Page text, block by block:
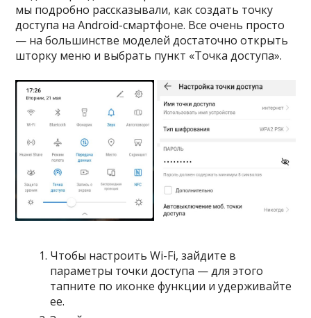
мы подробно рассказывали, как создать точку
доступа на Android-смартфоне. Все очень просто
— на большинстве моделей достаточно открыть
шторку меню и выбрать пункт «Точка доступа».
Чтобы настроить Wi-Fi, зайдите в
параметры точки доступа — для этого
тапните по иконке функции и удерживайте
ее.